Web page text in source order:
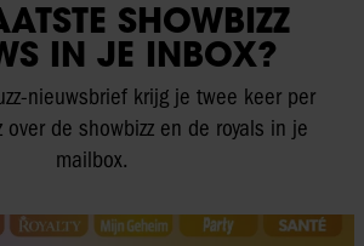
SHOWBIZZ
IN JE INBOX?
nieuwsbrief krijg je twee keer per
over de showbizz en de royals in je
mailbox.